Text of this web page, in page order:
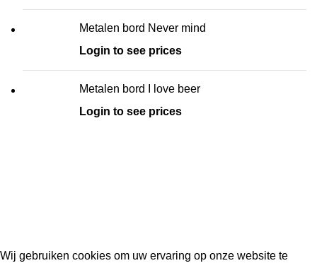
Metalen bord Never mind
Login to see prices
Metalen bord I love beer
Login to see prices
Wij gebruiken cookies om uw ervaring op onze website te